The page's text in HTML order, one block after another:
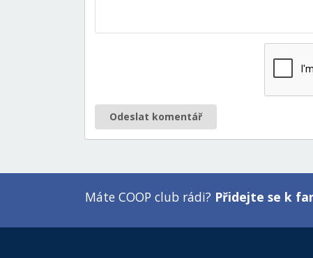
Odeslat komentář
Máte COOP club rádi? Přidejte se k